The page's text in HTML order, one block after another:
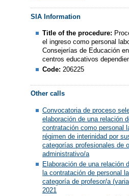
SIA Information
Title of the procedure:
el ingreso como personal
Consejerías de Educación
centros educativos
Code:206225
Other calls
Convocatoria de proceso
elaboración de una relación
contratación como personal
régimen de interinidad por
categorías profesionales de
administrativo/a
Elaboración de una relación
la contratación de personal
categoría de profesor/a
2021